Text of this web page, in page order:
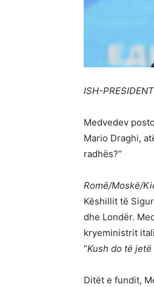
ISH-
Medvedev
Mario Draghi,
radhës?”
Romë/Moskë/
Këshillit të
dhe Londër.
kryeministrit
“Kush do të
Ditët e fundit,